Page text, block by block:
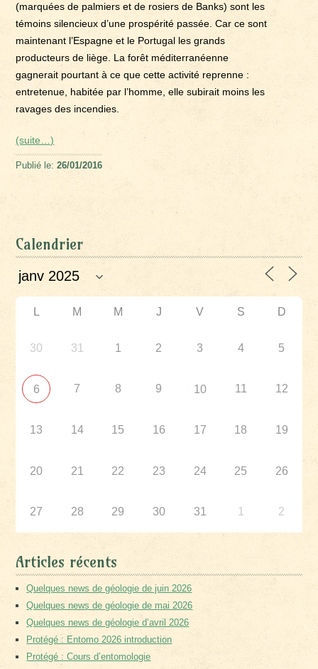
(marquées de palmiers et de rosiers de Banks) sont les
témoins silencieux d’une prospérité passée. Car ce sont
maintenant l’Espagne et le Portugal les grands
producteurs de liège. La forêt méditerranéenne
gagnerait pourtant à ce que cette activité reprenne :
entretenue, habitée par l’homme, elle subirait moins les
ravages des incendies.
(suite…)
Publié le:26/01/2016
Calendrier
L M M J V S D
30 31 1 2 3 4 5
6 7 8 9 10 11 12
13 14 15 16 17 18 19
20 21 22 23 24 25 26
27 28 29 30 31 1 2
Articles récents
Quelques news de géologie de juin 2026
Quelques news de géologie de mai 2026
Quelques news de géologie d’avril 2026
Protégé : Entomo 2026 introduction
Protégé : Cours d’entomologie